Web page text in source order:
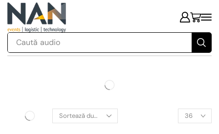
Caută audio